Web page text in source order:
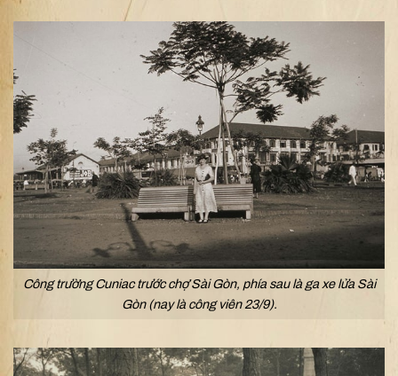
Công trường Cuniac trước chợ Sài Gòn, phía sau là ga xe lửa Sài
Gòn (nay là công viên 23/9).